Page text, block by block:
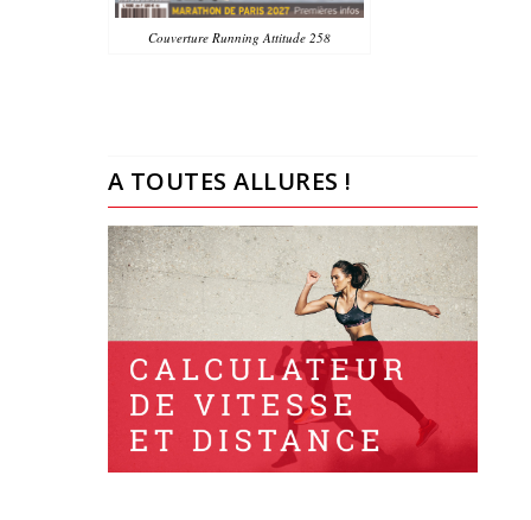
Couverture Running Attitude 258
A TOUTES ALLURES !